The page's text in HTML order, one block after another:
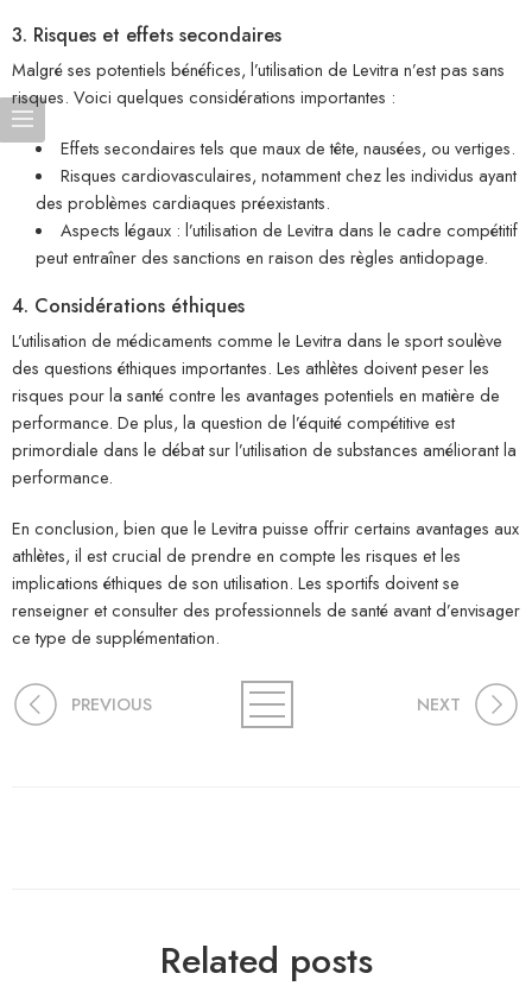
3. Risques et effets secondaires
Malgré ses potentiels bénéfices, l’utilisation de Levitra n’est pas sans
risques. Voici quelques considérations importantes :
Effets secondaires tels que maux de tête, nausées, ou vertiges.
Risques cardiovasculaires, notamment chez les individus ayant
des problèmes cardiaques préexistants.
Aspects légaux : l’utilisation de Levitra dans le cadre compétitif
peut entraîner des sanctions en raison des règles antidopage.
4. Considérations éthiques
L’utilisation de médicaments comme le Levitra dans le sport soulève
des questions éthiques importantes. Les athlètes doivent peser les
risques pour la santé contre les avantages potentiels en matière de
performance. De plus, la question de l’équité compétitive est
primordiale dans le débat sur l’utilisation de substances améliorant la
performance.
En conclusion, bien que le Levitra puisse offrir certains avantages aux
athlètes, il est crucial de prendre en compte les risques et les
implications éthiques de son utilisation. Les sportifs doivent se
renseigner et consulter des professionnels de santé avant d’envisager
ce type de supplémentation.
PREVIOUS NEXT
Related posts